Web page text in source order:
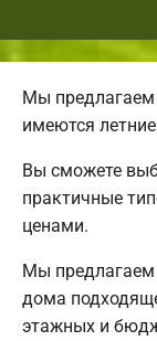
Мы
имеются
Вы сможете
практичные
ценами.
Мы предлагаем
дома
этажных и